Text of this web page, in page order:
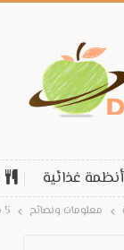
أنظمة غذائية
معلومات ونصائح 5 معلومات ونصائح غذائية لصحة أفضل